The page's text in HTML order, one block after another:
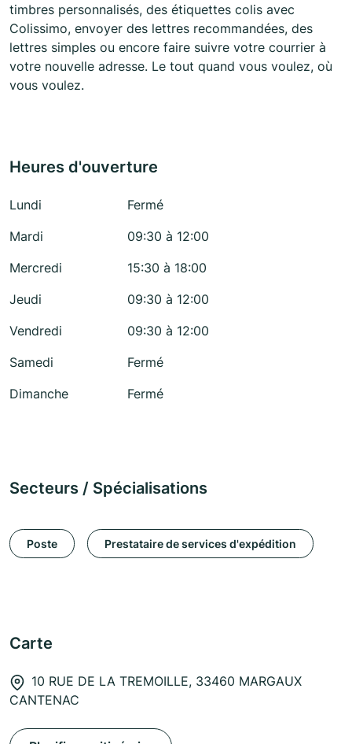
timbres personnalisés, des étiquettes colis avec
Colissimo, envoyer des lettres recommandées, des
lettres simples ou encore faire suivre votre courrier à
votre nouvelle adresse. Le tout quand vous voulez, où
vous voulez.
Heures d'ouverture
Lundi
Fermé
Mardi
09:30 à 12:00
Mercredi
15:30 à 18:00
Jeudi
09:30 à 12:00
Vendredi
09:30 à 12:00
Samedi
Fermé
Dimanche
Fermé
Secteurs / Spécialisations
Poste Prestataire de services d'expédition
Carte
10 RUE DE LA TREMOILLE, 33460 MARGAUX
CANTENAC